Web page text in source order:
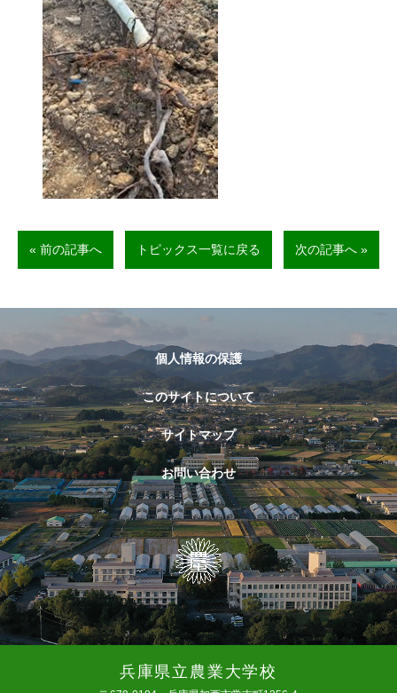
« 前の記事へ トピックス一覧に戻る 次の記事へ »
個人情報の保護
このサイトについて
サイトマップ
お問い合わせ
兵庫県立農業大学校